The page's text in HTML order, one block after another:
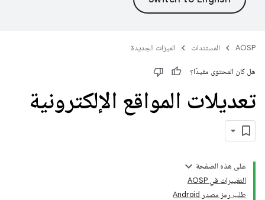
AOSP المستندات الميزات الجديدة
هل كان المحتوى مفيدًا؟
تعديلات المواقع الإلكترونية
على هذه الصفحة
التغييرات في AOSP
طلب رمز مصدر Android